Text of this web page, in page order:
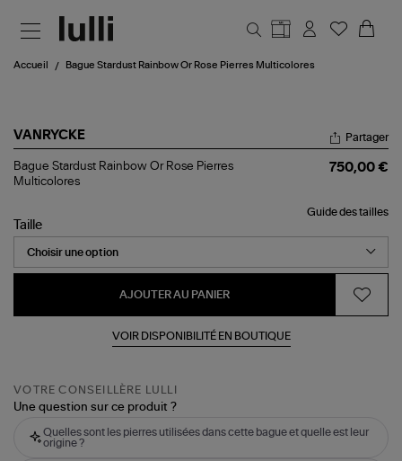
Accueil Bague Stardust Rainbow Or Rose Pierres Multicolores
VANRYCKE
Bague
Stardust
Rose
Pierres
Multicolores
Partager
Bague Stardust Rainbow Or Rose Pierres
Multicolores
750,00 €
Guide des tailles
Taille
AJOUTER AU PANIER
VOIR DISPONIBILITÉ EN BOUTIQUE
VOTRE CONSEILLÈRE LULLI
Une question sur ce produit ?
Quelles sont les pierres utilisées dans cette bague et quelle est leur
origine ?